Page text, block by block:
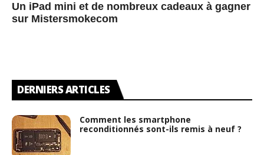
Un iPad mini et de nombreux cadeaux à gagner
sur Mistersmokecom
DERNIERS ARTICLES
Comment les smartphone
reconditionnés sont-ils remis à neuf ?